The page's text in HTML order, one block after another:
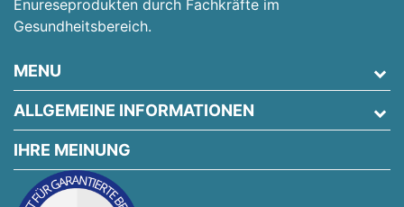
Enureseprodukten durch Fachkräfte im
Gesundheitsbereich.
MENU
ALLGEMEINE INFORMATIONEN
IHRE MEINUNG